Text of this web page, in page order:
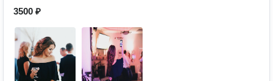
3500 ₽